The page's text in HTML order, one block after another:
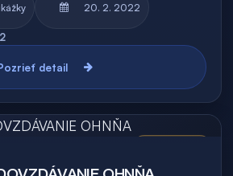
20. 2. 2022
detail